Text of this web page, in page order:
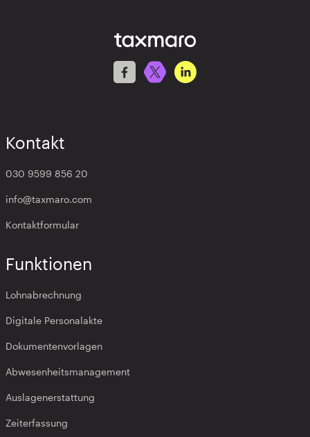
Kontakt
030 9599 856 20
info@taxmaro.com
Kontaktformular
Funktionen
Lohnabrechnung
Digitale Personalakte
Dokumentenvorlagen
Abwesenheitsmanagement
Auslagenerstattung
Zeiterfassung